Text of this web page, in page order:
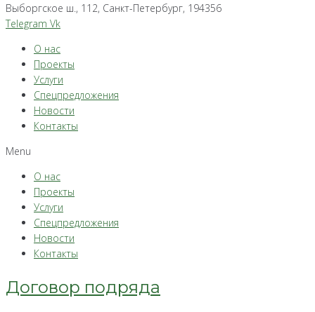
Выборгское ш., 112, Санкт-Петербург, 194356
Telegram Vk
О нас
Проекты
Услуги
Спецпредложения
Новости
Контакты
Menu
О нас
Проекты
Услуги
Спецпредложения
Новости
Контакты
Договор подряда